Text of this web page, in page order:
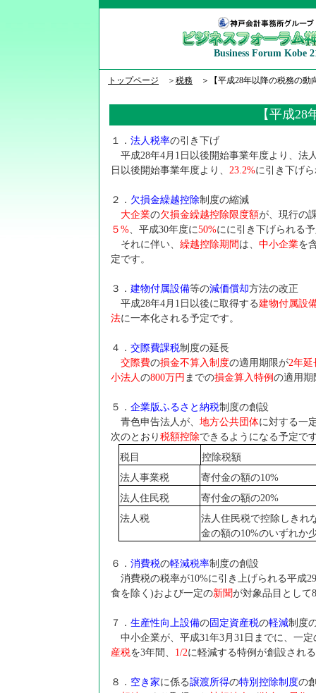
Business Forum Kobe
トップページ ＞ 税務 ＞【平成28年以降の税務の動
【平成
１． 法人税率の引き下げ
平成28年4月1日以後開始事業年度より、法
日以後開始事業年度より、 23.2%に引き下げ
２． 欠損金繰越控除制度の縮減
大企業の欠損金繰越控除限度額が、現行の
５%、平成30年度に50%にに引き下げられる
それに伴い、 繰越控除期間 は、 中小企業を
定です。
３． 建物付属設備等の減価償却方法の改正
平成28年4月1日以後に取得する建物付属設
法に一本化される予定です。
４． 交際費課税制度の延長
交際費の損金不算入制度の適用期限が2年延
小法人の800万円 までの損金算入特例 の適用期
５． 企業版ふるさと納税制度の創設
青色申告法人が、 地方公共団体に対する一
次のとおり 税額控除できるようになる予定で
税目
控除税額
法人事業税
寄付金の額の10%
法人住民税
寄付金の額の20%
法人税
法人住民税で控除しきれ
金の額の10%のいずれか
６． 消費税の軽減税率制度の創設
消費税の税率が10%に引き上げられる平成
食を除く)および一定の新聞が対象品目として
７． 生産性向上設備の固定資産税の軽減制度
中小企業が、平成31年3月31日までに、一定
産税を3年間、 1/2に軽減する特例が創設され
８． 空き家に係る譲渡所得の特別控除制度の